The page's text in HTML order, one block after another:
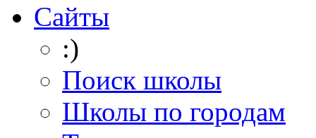
Сайты
:)
Поиск школы
Школы по городам